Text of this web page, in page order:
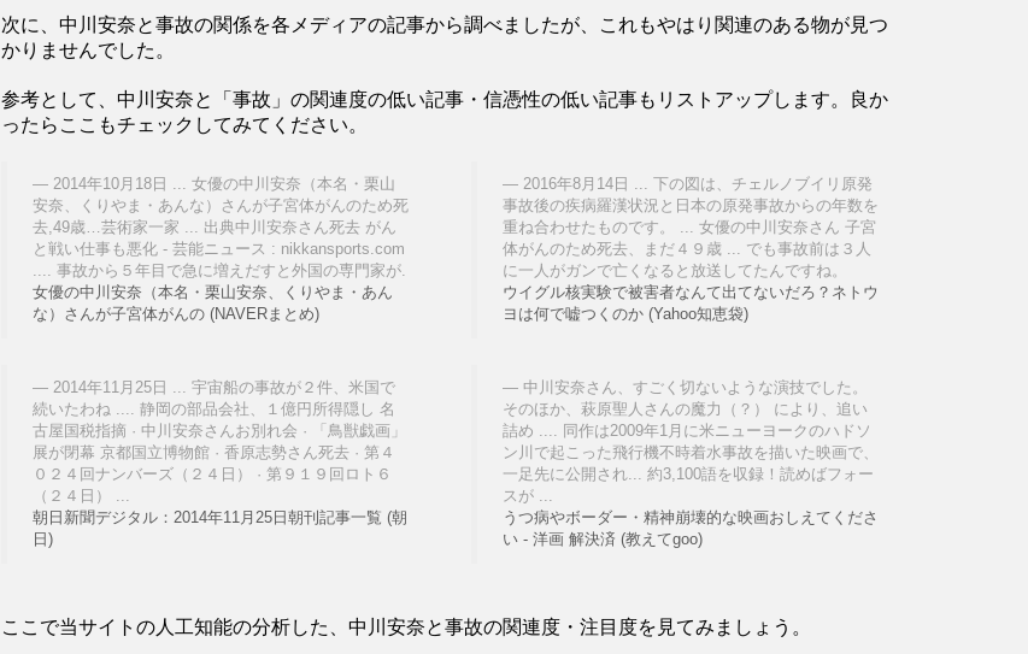
次に、中川安奈と事故の関係を各メディアの記事から調べましたが、これもやはり関連のある物が見つ
かりませんでした。
参考として、中川安奈と「事故」の関連度の低い記事・信憑性の低い記事もリストアップします。良か
ったらここもチェックしてみてください。
2014年10月18日 ... 女優の中川安奈（本名・栗山
安奈、くりやま・あんな）さんが子宮体がんのため死
去,49歳…芸術家一家 ... 出典中川安奈さん死去 がん
と戦い仕事も悪化 - 芸能ニュース : nikkansports.com
.... 事故から５年目で急に増えだすと外国の専門家が.
女優の中川安奈（本名・栗山安奈、くりやま・あん
な）さんが子宮体がんの (NAVERまとめ)
2016年8月14日 ... 下の図は、チェルノブイリ原発
事故後の疾病羅漢状況と日本の原発事故からの年数を
重ね合わせたものです。 ... 女優の中川安奈さん 子宮
体がんのため死去、まだ４９歳 ... でも事故前は３人
に一人がガンで亡くなると放送してたんですね。
ウイグル核実験で被害者なんて出てないだろ？ネトウ
ヨは何で嘘つくのか (Yahoo知恵袋)
2014年11月25日 ... 宇宙船の事故が２件、米国で
続いたわね .... 静岡の部品会社、１億円所得隠し 名
古屋国税指摘 · 中川安奈さんお別れ会 · 「鳥獣戯画」
展が閉幕 京都国立博物館 · 香原志勢さん死去 · 第４
０２４回ナンバーズ（２４日） · 第９１９回ロト６
（２４日） ...
朝日新聞デジタル：2014年11月25日朝刊記事一覧 (朝
日)
中川安奈さん、すごく切ないような演技でした。
そのほか、萩原聖人さんの魔力（？） により、追い
詰め .... 同作は2009年1月に米ニューヨークのハドソ
ン川で起こった飛行機不時着水事故を描いた映画で、
一足先に公開され... 約3,100語を収録！読めばフォー
スが ...
うつ病やボーダー・精神崩壊的な映画おしえてくださ
い - 洋画 解決済 (教えてgoo)
ここで当サイトの人工知能の分析した、中川安奈と事故の関連度・注目度を見てみましょう。